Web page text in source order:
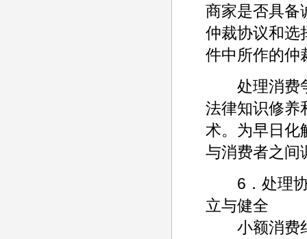
商家是否具备
仲裁协议和选
件中所作的仲
处理消费争
法律知识修养
术。为早日化
与消费者之间
6．处理协
立与健全
小额消费纠